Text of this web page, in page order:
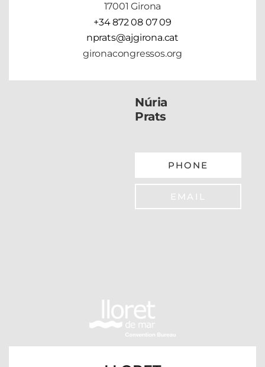
17001 Girona
+34 872 08 07 09
nprats@ajgirona.cat
gironacongressos.org
Núria
Prats
PHONE
EMAIL